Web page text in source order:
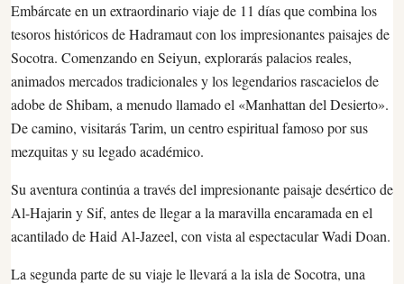
Embárcate en un extraordinario viaje de 11 días que combina los
tesoros históricos de Hadramaut con los impresionantes paisajes de
Socotra. Comenzando en Seiyun, explorarás palacios reales,
animados mercados tradicionales y los legendarios rascacielos de
adobe de Shibam, a menudo llamado el «Manhattan del Desierto».
De camino, visitarás Tarim, un centro espiritual famoso por sus
mezquitas y su legado académico.
Su aventura continúa a través del impresionante paisaje desértico de
Al-Hajarin y Sif, antes de llegar a la maravilla encaramada en el
acantilado de Haid Al-Jazeel, con vista al espectacular Wadi Doan.
La segunda parte de su viaje le llevará a la isla de Socotra, una